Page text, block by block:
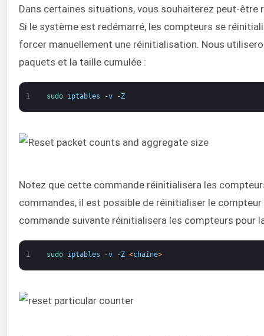
Dans certaines situations, vous souhaiterez peut-
Si le système est redémarré, les compteurs se
forcer manuellement une réinitialisation. Nous
paquets et la taille cumulée :
1 sudo iptables -v -Z
Notez que cette commande réinitialisera les
commandes, il est possible de réinitialiser le
commande suivante réinitialisera les compteurs pour
1 sudo iptables -v -Z <chaîne>